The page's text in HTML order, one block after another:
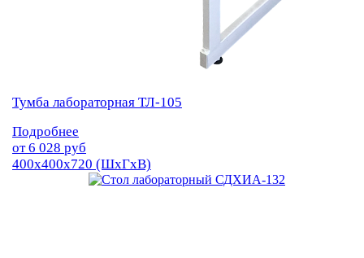
Тумба лабораторная ТЛ-105
Подробнее
от6 028 руб
400х400х720 (ШхГхВ)